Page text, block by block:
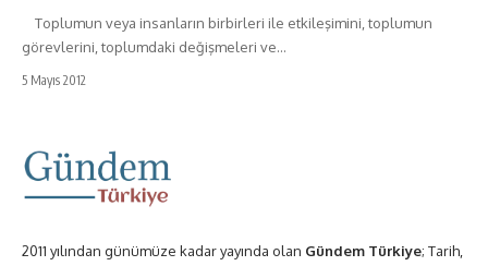
Toplumun veya insanların birbirleri ile etkileşimini, toplumun
görevlerini, toplumdaki değişmeleri ve…
5 Mayıs 2012
2011 yılından günümüze kadar yayında olan Gündem Türkiye; Tarih,